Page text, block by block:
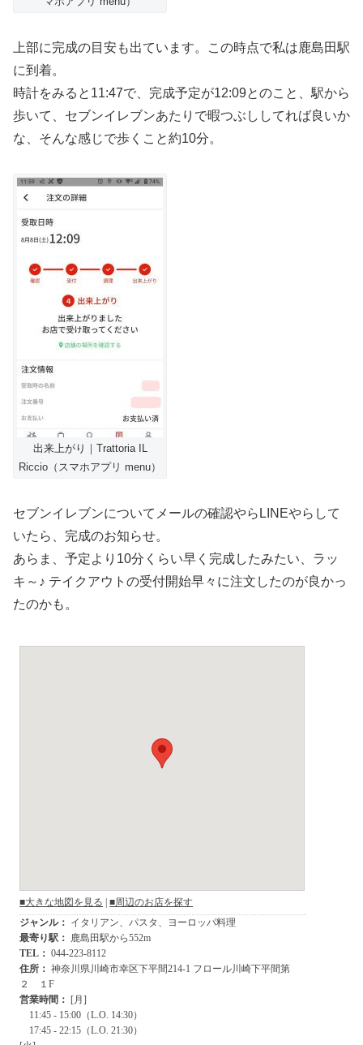
上部に完成の目安も出ています。この時点で私は鹿島田駅
に到着。
時計をみると11:47で、完成予定が12:09とのこと、駅から
歩いて、セブンイレブンあたりで暇つぶししてれば良いか
な、そんな感じで歩くこと約10分。
出来上がり｜Trattoria IL
Riccio（スマホアプリ menu）
セブンイレブンについてメールの確認やらLINEやらして
いたら、完成のお知らせ。
あらま、予定より10分くらい早く完成したみたい、ラッ
キ～♪ テイクアウトの受付開始早々に注文したのが良かっ
たのかも。